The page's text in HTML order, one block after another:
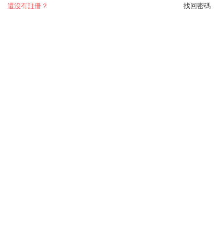
找回密碼
還沒有註冊？